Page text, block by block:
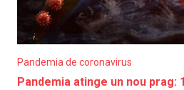
Pandemia de coronavirus
Pandemia atinge un nou prag: